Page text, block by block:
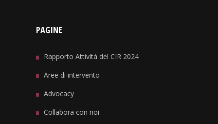
PAGINE
Rapporto Attività del CIR 2024
Aree di intervento
Advocacy
Collabora con noi